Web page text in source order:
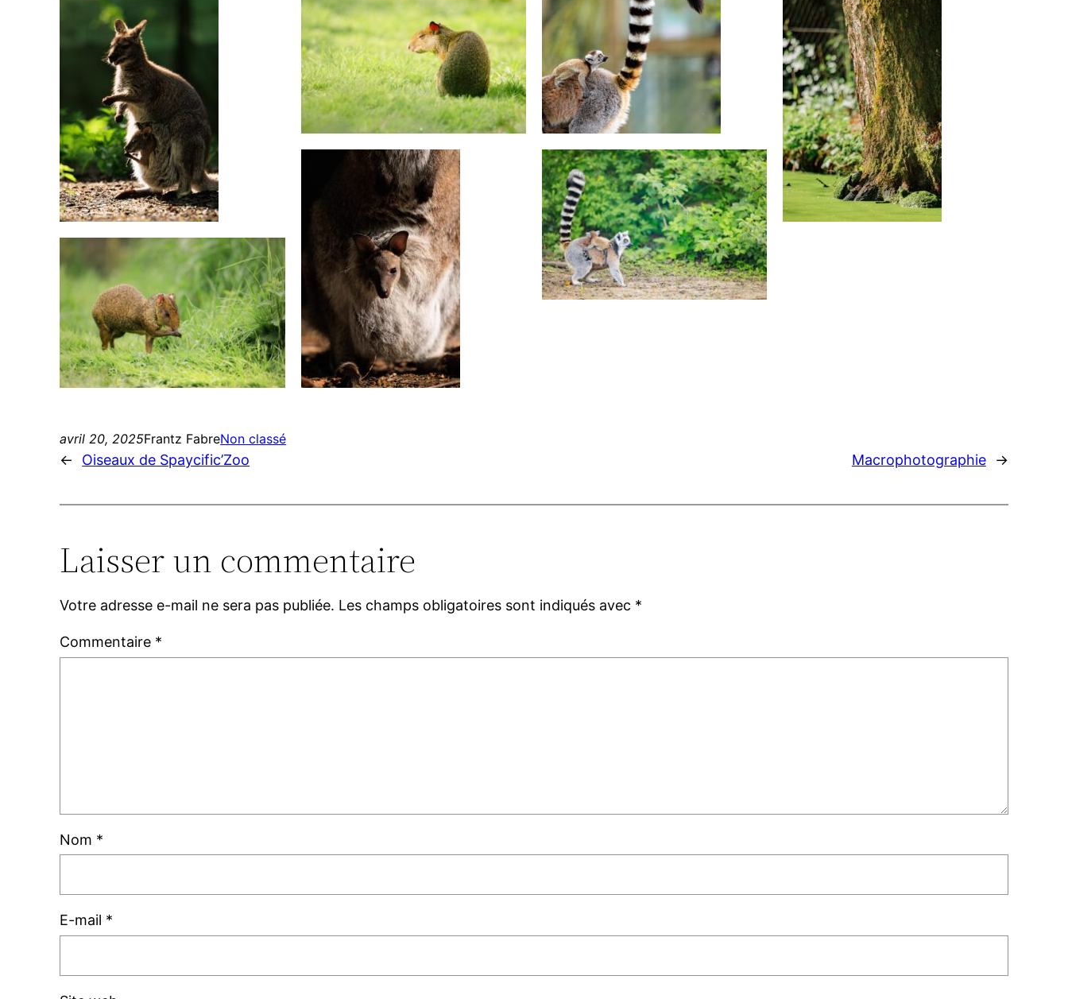
avril 20, 2025Frantz FabreNon classé
← Oiseaux de Spaycific’Zoo Macrophotographie →
Laisser un commentaire
Votre adresse e-mail ne sera pas publiée. Les champs obligatoires sont indiqués avec *
Commentaire *
Nom *
E-mail *